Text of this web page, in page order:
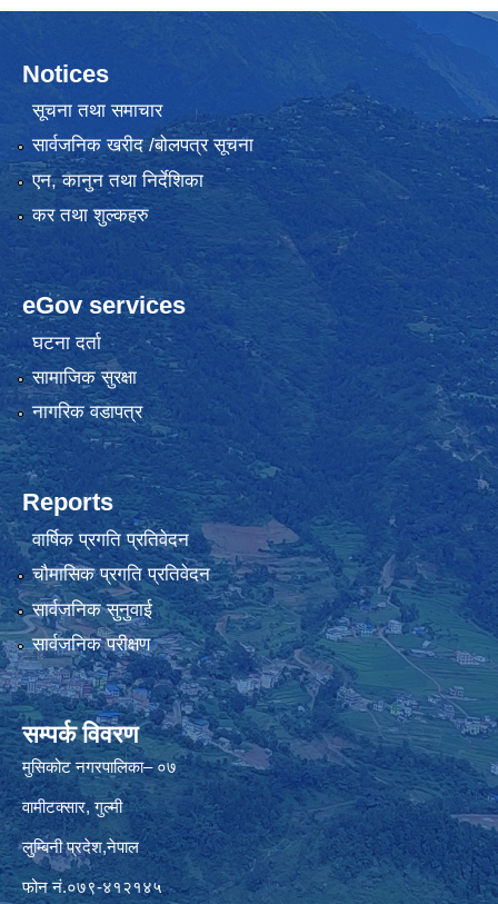
Notices
सूचना तथा समाचार
सार्वजनिक खरीद /बोलपत्र सूचना
एन, कानुन तथा निर्देशिका
कर तथा शुल्कहरु
eGov services
घटना दर्ता
सामाजिक सुरक्षा
नागरिक वडापत्र
Reports
वार्षिक प्रगति प्रतिवेदन
चौमासिक प्रगति प्रतिवेदन
सार्वजनिक सुनुवाई
सार्वजनिक परीक्षण
सम्पर्क विवरण
मुसिकोट नगरपालिका– ०७
वामीटक्सार, गुल्मी
लुम्बिनी प्रदेश,नेपाल
फोन नं.०७९-४१२१४५